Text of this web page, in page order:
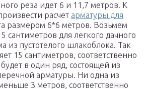
реза идет 6 и 11,7 метров. К
расчет арматуры для
размером 6*6 метров. Возьмем
сантиметров для легкого дачного
из пустотелого шлакоблока. Так
15 сантиметров, соответственно
в один ряд, состоящей из
арматуры. Ни одна из
3 метров, соответственно